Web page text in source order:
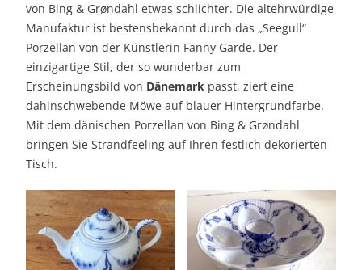
von Bing & Grøndahl etwas schlichter. Die altehrwürdige
Manufaktur ist bestensbekannt durch das „Seegull“
Porzellan von der Künstlerin Fanny Garde. Der
einzigartige Stil, der so wunderbar zum
Erscheinungsbild von Dänemark passt, ziert eine
dahinschwebende Möwe auf blauer Hintergrundfarbe.
Mit dem dänischen Porzellan von Bing & Grøndahl
bringen Sie Strandfeeling auf Ihren festlich dekorierten
Tisch.